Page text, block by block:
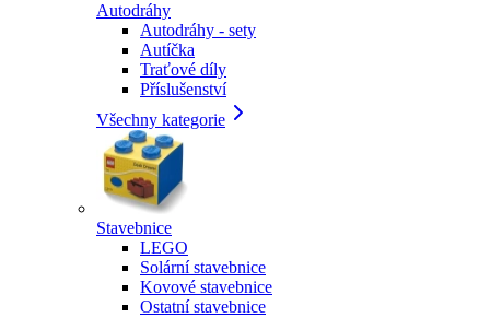
Autodráhy
Autodráhy - sety
Autíčka
Traťové díly
Příslušenství
Všechny kategorie
Stavebnice
LEGO
Solární stavebnice
Kovové stavebnice
Ostatní stavebnice